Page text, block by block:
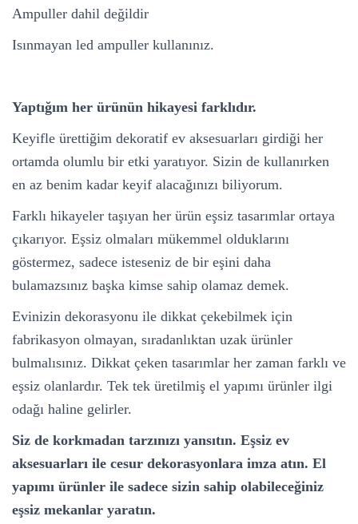
Ampuller dahil değildir
Isınmayan led ampuller kullanınız.
Yaptığım her ürünün hikayesi farklıdır.
Keyifle ürettiğim dekoratif ev aksesuarları girdiği her
ortamda olumlu bir etki yaratıyor. Sizin de kullanırken
en az benim kadar keyif alacağınızı biliyorum.
Farklı hikayeler taşıyan her ürün eşsiz tasarımlar ortaya
çıkarıyor. Eşsiz olmaları mükemmel olduklarını
göstermez, sadece isteseniz de bir eşini daha
bulamazsınız başka kimse sahip olamaz demek.
Evinizin dekorasyonu ile dikkat çekebilmek için
fabrikasyon olmayan, sıradanlıktan uzak ürünler
bulmalısınız. Dikkat çeken tasarımlar her zaman farklı ve
eşsiz olanlardır. Tek tek üretilmiş el yapımı ürünler ilgi
odağı haline gelirler.
Siz de korkmadan tarzınızı yansıtın. Eşsiz ev
aksesuarları ile cesur dekorasyonlara imza atın. El
yapımı ürünler ile sadece sizin sahip olabileceğiniz
eşsiz mekanlar yaratın.